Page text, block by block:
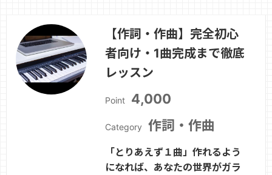
【作詞・作曲】完全初心
者向け・1曲完成まで徹底
レッスン
Point 4,000
Category 作詞・作曲
「とりあえず１曲」作れるよう
になれば、あなたの世界がガラ